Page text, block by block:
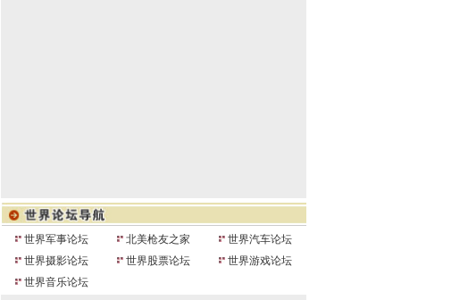
世界军事论坛 北美枪友之家
世界汽车论坛
世界摄影论坛
世界股票论坛
世界游戏论坛
世界音乐论坛